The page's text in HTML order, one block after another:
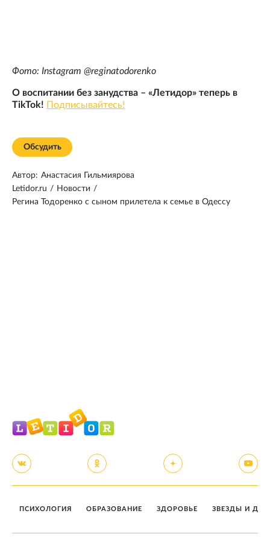
Фото: Instagram @reginatodorenko
О воспитании без занудства – «Летидор» теперь в
TikTok! Подписывайтесь!
Обсудить
Автор: Анастасия Гильмиярова
Letidor.ru / Новости /
Регина Тодоренко с сыном прилетела к семье в Одессу
ПСИХОЛОГИЯ ОБРАЗОВАНИЕ ЗДОРОВЬЕ ЗВЕЗДЫ И